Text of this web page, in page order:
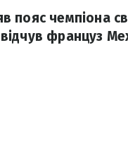
пояс чемпіона
француз